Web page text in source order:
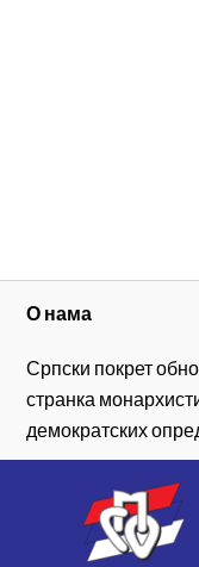
О нама
Српски покрет
странка
демократских